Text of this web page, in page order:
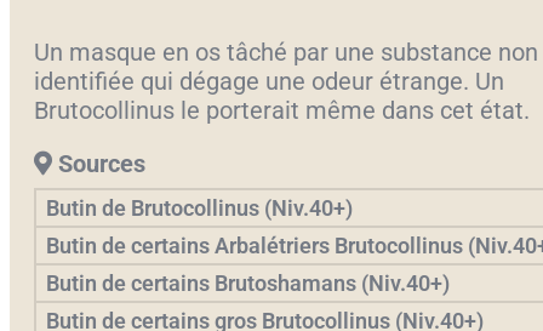
Un masque en os tâché par une substance non
identifiée qui dégage une odeur étrange. Un
Brutocollinus le porterait même dans cet état.
Sources
Butin de Brutocollinus (Niv.40+)
Butin de certains Arbalétriers Brutocollinus
Butin de certains Brutoshamans (Niv.40+)
Butin de certains gros Brutocollinus (Niv.40+)